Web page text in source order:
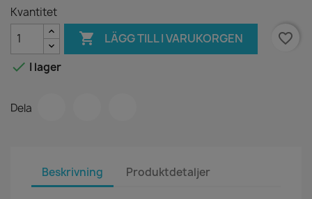
Kvantitet
 LÄGG TILL I VARUKORGEN
favorite_border
 I lager
Dela
Beskrivning Produktdetaljer